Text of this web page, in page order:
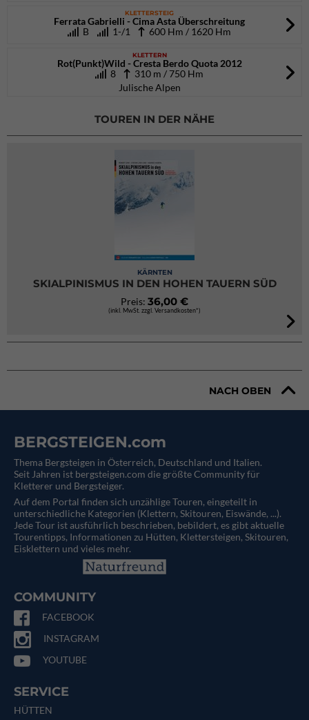
KLETTERSTEIG
Ferrata Gabrielli - Cima Asta Überschreitung
B
1-/1 600 Hm / 1620 Hm
KLETTERN
Rot(Punkt)Wild - Cresta Berdo Quota 2012
8
310 m / 750 Hm
Julische Alpen
TOUREN IN DER NÄHE
KÄRNTEN
SKIALPINISMUS IN DEN HOHEN TAUERN SÜD
Preis: 36,00 €
(inkl. MwSt. zzgl. Versandkosten*)
NACH OBEN
BERGSTEIGEN.com
Thema Bergsteigen in Österreich, Deutschland und Italien.
Seit Jahren ist bergsteigen.com die größte Community für
Kletterer und Bergsteiger.
Auf dem Portal finden sich unzählige Touren, eingeteilt in
unterschiedliche Kategorien (Klettern, Skitouren, Eiswände, ...).
Jede Tour ist ausführlich beschrieben, bebildert, es gibt aktuelle
Tourentipps, Informationen zu Hütten, Klettersteigen, Skitouren,
Eisklettern und vieles mehr.
COMMUNITY
FACEBOOK
INSTAGRAM
YOUTUBE
SERVICE
HÜTTEN